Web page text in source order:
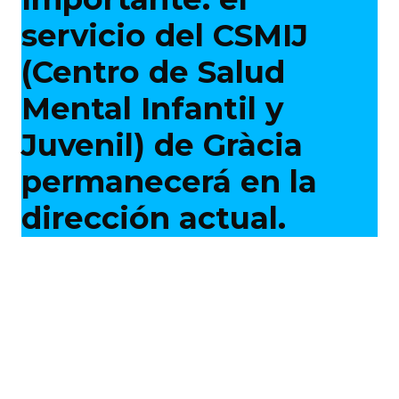
servicio del CSMIJ
(Centro de Salud
Mental Infantil y
Juvenil) de Gràcia
permanecerá en la
dirección actual.